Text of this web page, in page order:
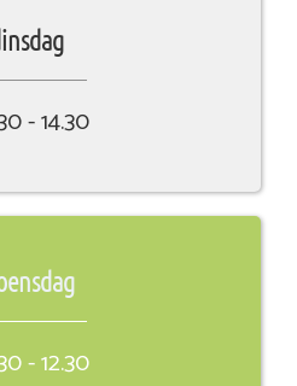
- 14.30
- 12.30